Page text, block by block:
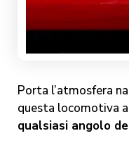
Porta l’atmosfera
questa locomotiva
qualsiasi angolo